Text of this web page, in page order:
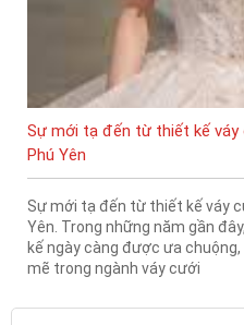
Sự mới tạ đến từ thiết kế
Phú Yên
Sự mới tạ đến từ thiết kế váy
Yên. Trong những năm gần
kế ngày càng được ưa
mẽ trong ngành váy cưới